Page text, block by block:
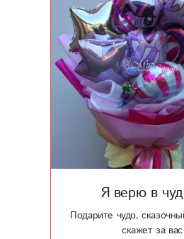
Я верю в
Подарите чудо,
скажет за вас